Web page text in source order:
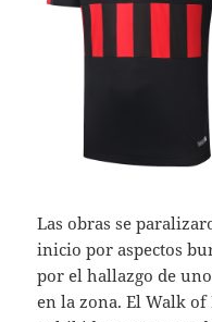
Las obras se
inicio por aspectos
por el hallazgo de
en la zona. El Walk